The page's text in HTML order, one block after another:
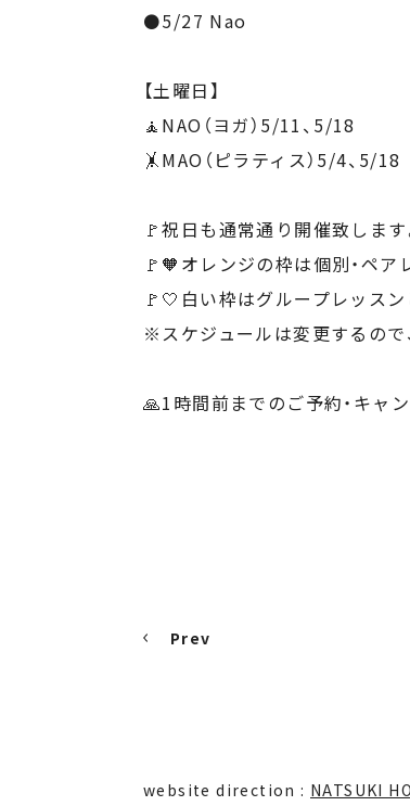
⚫️5/27 Nao
【土曜日】
🧘NAO（ヨガ）5/11、5/18
🤸MAO（ピラティス）5/4、5/18
🚩祝日も通常通り開催致します
🚩🧡オレンジの枠は個別・ペア
🚩🤍白い枠はグループレッスン
※スケジュールは変更するので
🙏1時間前までのご予約・キャ
Prev
website direction : NATSUKI